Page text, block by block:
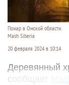
Пожар в Омской области.
Mash Siberia
20 февраля 2024 в 10:14
Деревянный
сообщает